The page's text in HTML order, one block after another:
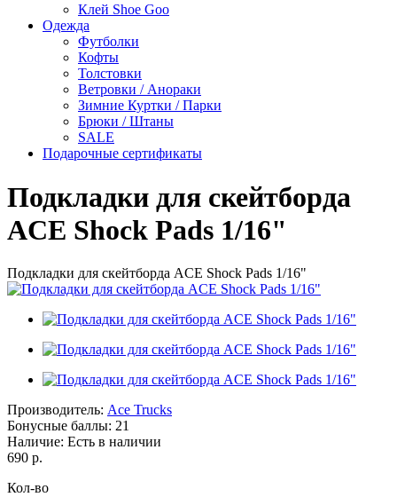
Клей Shoe Goo
Одежда
Футболки
Кофты
Толстовки
Ветровки / Анораки
Зимние Куртки / Парки
Брюки / Штаны
SALE
Подарочные сертификаты
Подкладки для скейтборда
ACE Shock Pads 1/16"
Подкладки для скейтборда ACE Shock Pads 1/16"
Производитель: Ace Trucks
Бонусные баллы: 21
Наличие: Есть в наличии
690 р.
Кол-во